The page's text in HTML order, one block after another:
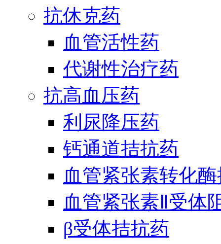
抗休克药
血管活性药
代谢性治疗药
抗高血压药
利尿降压药
钙通道拮抗药
血管紧张素转化
血管紧张素Ⅱ受体
β受体拮抗药